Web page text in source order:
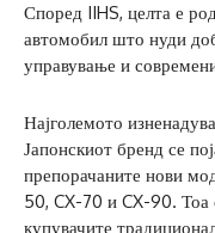
Според IIHS, целта е
автомобил што нуди
управување и
Најголемото
Јапонскиот бренд се
препорачаните нови
50, CX-70 и CX-90. Тоа
купувачите